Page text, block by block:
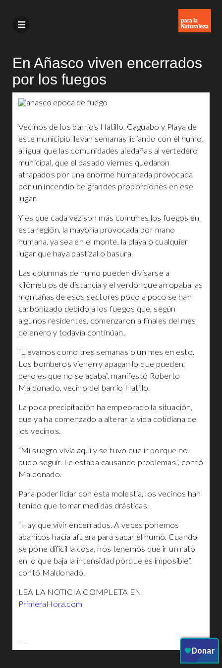
En Añasco viven encerrados
por los fuegos
Vecinos de los barrios Hatillo, Caguabo y Playa de
este municipio llevan semanas lidiando con el humo,
al igual que las comunidades aledañas al vertedero
municipal, que el pasado viernes quedaron
atrapados por una enorme humareda provocada
por un incendio de grandes proporciones en ese
lugar.
Y es que cada vez son más comunes los fuegos en
esta región, la mayoría provocada por mano
humana, ya sea en el monte, la playa o cualquier
lugar que haya pastizal o basura.
Las columnas de humo pueden divisarse a
kilómetros de distancia y el verdor que arropaba las
montañas de esos sectores poco a poco se han
carbonizado debido a los fuegos que, según
algunos residentes, comenzaron a finales del mes
de enero y todavía continúan.
“Llevamos como tres semanas o un mes en esto.
Los bomberos vienen y apagan lo que pueden,
pero es que no se acaba”, manifestó Roberto
Maldonado, vecino del barrio Hatillo.
La poca precipitación ha empeorado la situación,
que ya ha comenzado a alterar la vida cotidiana de
los vecinos.
“Mi suegro vivía aquí y se tuvo que ir porque no
pudo seguir. Le estaba causando problemas”, contó
Maldonado.
Para poder lidiar con esta molestia, los vecinos han
tenido que tomar medidas drásticas.
“Hay que vivir encerrados. A veces ponemos
abanicos hacia afuera para sacar el humo. Cuando
se pone difícil la cosa, nos tenemos que ir un rato
en lo que baja la intensidad porque es imposible”,
contó Maldonado.
LEA LA NOTICIA COMPLETA EN
PrimeraHora.com